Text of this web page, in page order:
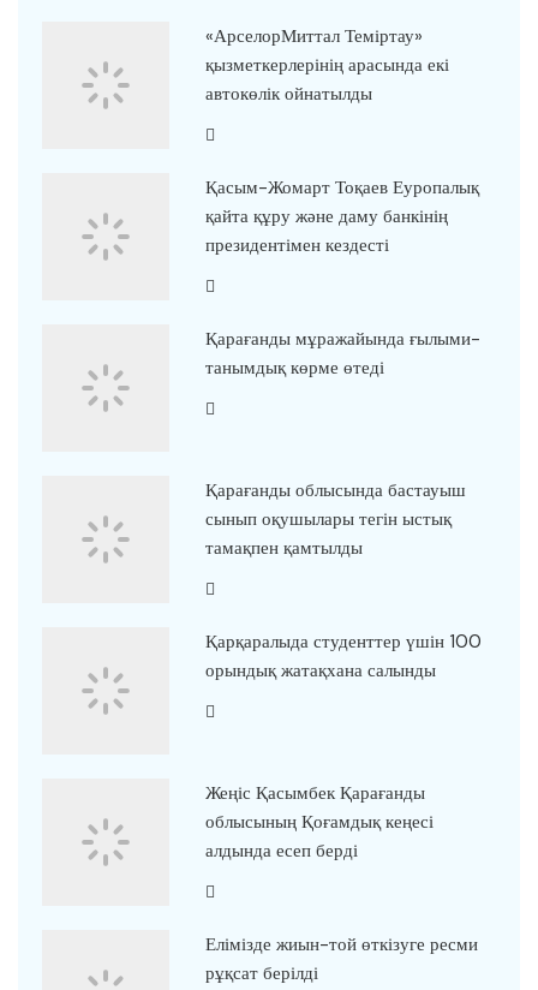
«АрселорМиттал Теміртау»
қызметкерлерінің арасында екі
автокөлік ойнатылды
Қасым-Жомарт Тоқаев Еуропалық
қайта құру және даму банкінің
президентімен кездесті
Қарағанды мұражайында ғылыми-
танымдық көрме өтеді
Қарағанды облысында бастауыш
сынып оқушылары тегін ыстық
тамақпен қамтылды
Қарқаралыда студенттер үшін 100
орындық жатақхана салынды
Жеңіс Қасымбек Қарағанды
облысының Қоғамдық кеңесі
алдында есеп берді
Елімізде жиын-той өткізуге ресми
рұқсат берілді